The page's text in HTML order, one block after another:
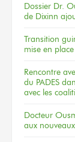
Dossier Dr.
de Dixinn
Transition
mise en
Rencontre
du PADES
avec les
Docteur
aux nouveaux